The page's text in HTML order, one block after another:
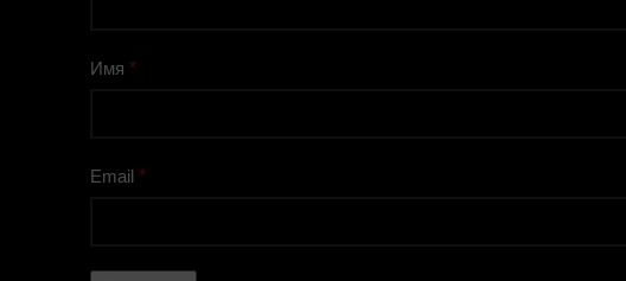
Имя *
Email *